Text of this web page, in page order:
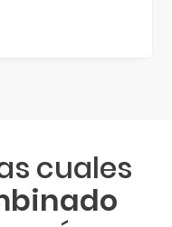
cuales